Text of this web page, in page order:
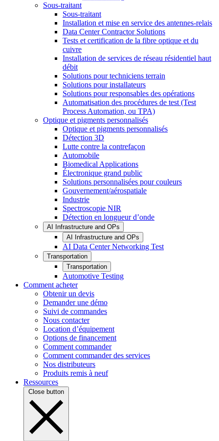
Sous-traitant
Sous-traitant
Installation et mise en service des antennes-relais
Data Center Contractor Solutions
Tests et certification de la fibre optique et du
cuivre
Installation de services de réseau résidentiel haut
débit
Solutions pour techniciens terrain
Solutions pour installateurs
Solutions pour responsables des opérations
Automatisation des procédures de test (Test
Process Automation, ou TPA)
Optique et pigments personnalisés
Optique et pigments personnalisés
Détection 3D
Lutte contre la contrefaçon
Automobile
Biomedical Applications
Électronique grand public
Solutions personnalisées pour couleurs
Gouvernement/aérospatiale
Industrie
Spectroscopie NIR
Détection en longueur d’onde
AI Infrastructure and OPs
AI Infrastructure and OPs
AI Data Center Networking Test
Transportation
Transportation
Automotive Testing
Comment acheter
Obtenir un devis
Demander une démo
Suivi de commandes
Nous contacter
Location d’équipement
Options de financement
Comment commander
Comment commander des services
Nos distributeurs
Produits remis à neuf
Ressources
Close button